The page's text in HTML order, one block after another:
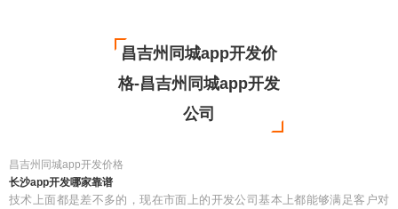
昌吉州同城app开发价
格-昌吉州同城app开发
公司
昌吉州同城app开发价格
长沙app开发哪家靠谱
技术上面都是差不多的，现在市面上的开发公司基本上都能够满足客户对